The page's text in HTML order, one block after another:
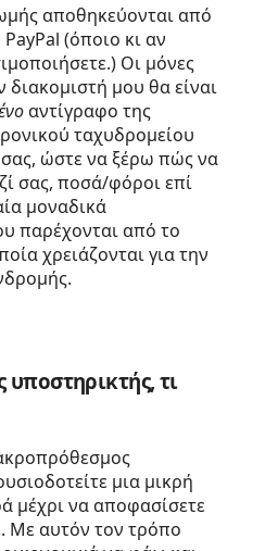
αποθηκεύονται από
(όποιο κι αν
Οι μόνες
μου θα είναι
αντίγραφο της
ταχυδρομείου
ώστε να ξέρω πώς να
σας, ποσά/φόροι επί
μοναδικά
παρέχονται από το
χρειάζονται για την
υποστηρικτής, τι
μια μικρή
μέχρι να αποφασίσετε
Με αυτόν τον τρόπο